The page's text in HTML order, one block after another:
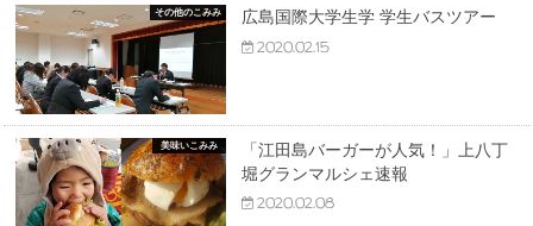
その他のこみみ
広島国際大学生学 学生バスツアー
2020.02.15
美味いこみみ
「江田島バーガーが人気！」上八丁
堀グランマルシェ速報
2020.02.08